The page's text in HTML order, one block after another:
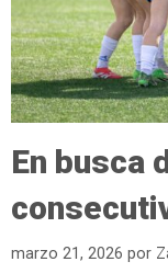
En busca
marzo 21, 2026 por